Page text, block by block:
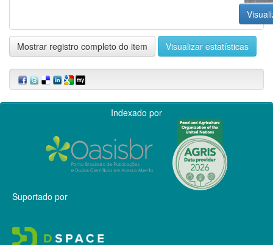
Mostrar registro completo do item Visualizar estatísticas
Indexado por
Suportado por